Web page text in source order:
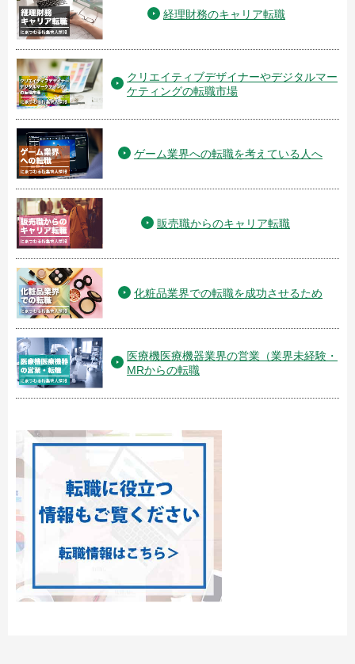
経理財務のキャリア転職
クリエイティブデザイナーやデジタルマー
ケティングの転職市場
ゲーム業界への転職を考えている人へ
販売職からのキャリア転職
化粧品業界での転職を成功させるため
医療機医療機器業界の営業（業界未経験・
MRからの転職